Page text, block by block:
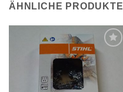
ÄHNLICHE PRODUKTE
Meine
Sägen